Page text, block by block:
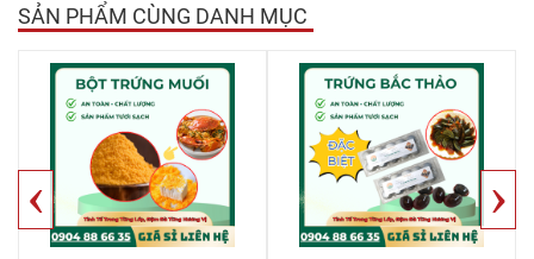
SẢN PHẨM CÙNG DANH MỤC
‹ ›